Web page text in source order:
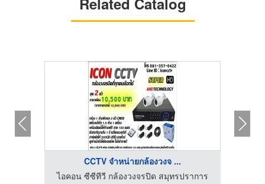
CCTV จำหน่ายกล้องวงจ ...
ไอคอน ซีซีทีวี กล้องวงจรปิด สมุทรปราการ